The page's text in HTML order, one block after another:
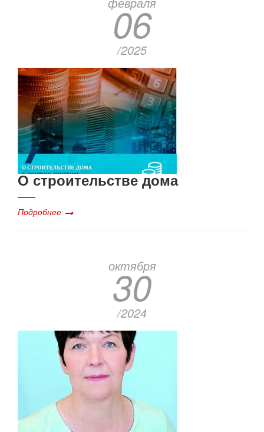
06
/2025
О строительстве дома
Подробнее
октября
30
/2024